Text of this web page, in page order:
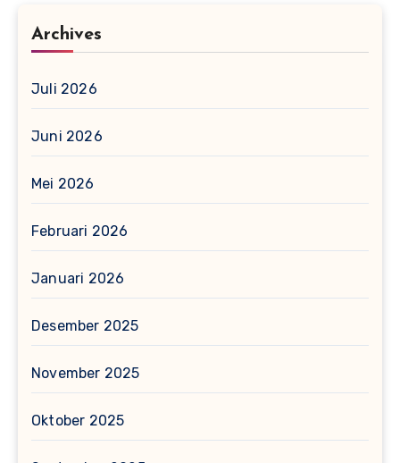
Archives
Juli 2026
Juni 2026
Mei 2026
Februari 2026
Januari 2026
Desember 2025
November 2025
Oktober 2025